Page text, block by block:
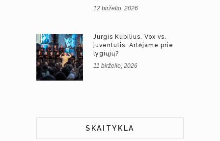
12 birželio, 2026
Jurgis Kubilius. Vox vs.
juventutis. Artėjame prie
lygiųjų?
11 birželio, 2026
SKAITYKLA